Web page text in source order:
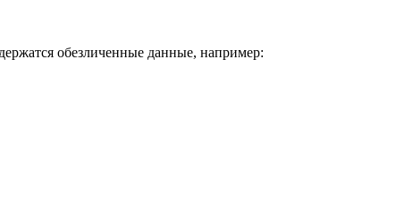
обезличенные данные, например: